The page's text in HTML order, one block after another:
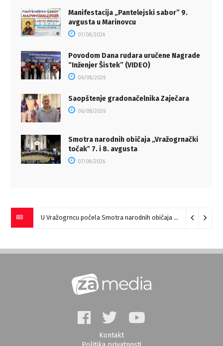
Manifestacija „Pantelejski sabor” 9.
avgusta u Marinovcu
07/08/2026
Povodom Dana rudara uručene Nagrade
“Inženjer Šistek” (VIDEO)
06/08/2026
Saopštenje gradonačelnika Zaječara
06/08/2026
Smotra narodnih običaja „Vražogrnački
točakˮ 7. i 8. avgusta
07/08/2026
U Vražogrncu počela Smotra narodnih običaja „Vražogrnački točak“
Kontakt